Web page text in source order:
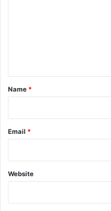
*
Name *
Email *
Website